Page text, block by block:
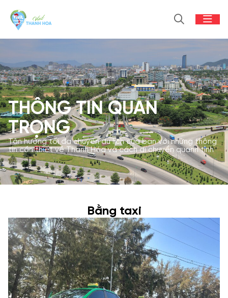
THÔNG TIN QUAN
TRỌNG
Tận hưởng tối đa chuyến du lịch của bạn với những thông
tin cần thiết về Thanh Hóa và cách di chuyển quanh tỉnh
Bằng taxi